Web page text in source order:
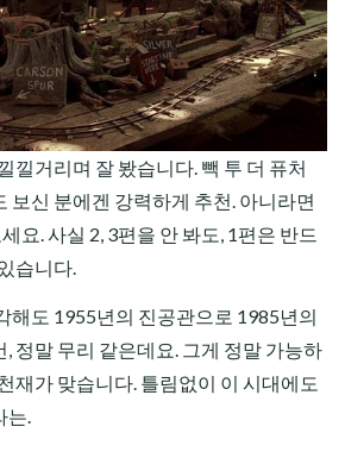
낄거리며 잘 봤습니다. 빽 투 더 퓨처
보신 분에겐 강력하게 추천. 아니라면
요. 사실 2, 3편을 안 봐도, 1편은 반드
습니다.
해도 1955년의 진공관으로 1985년의
정말 무리 같은데요. 그게 정말 가능하
재가 맞습니다. 틀림없이 이 시대에도
는.